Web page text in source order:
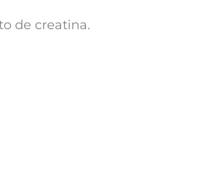
de creatina.